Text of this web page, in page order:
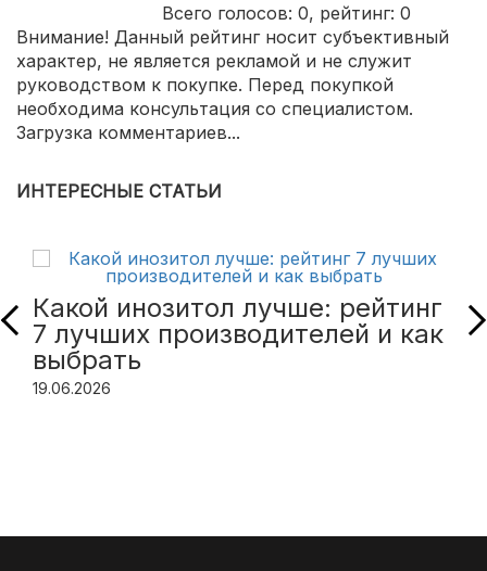
Всего голосов: 0, рейтинг: 0
Внимание! Данный рейтинг носит субъективный
характер, не является рекламой и не служит
руководством к покупке. Перед покупкой
необходима консультация со специалистом.
Загрузка комментариев...
ИНТЕРЕСНЫЕ СТАТЬИ
Какой инозитол лучше: рейтинг
7 лучших производителей и как
выбрать
19.06.2026